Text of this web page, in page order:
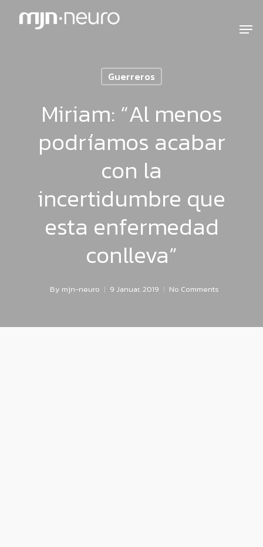
Guerreros
Miriam: “Al menos
podríamos acabar
con la
incertidumbre que
esta enfermedad
conlleva”
By mjn-neuro 9 Januar, 2019 No Comments